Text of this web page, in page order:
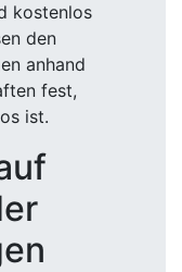
kostenlos
den
anhand
fest,
ist.